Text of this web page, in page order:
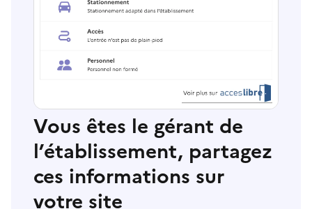
Vous êtes le gérant de
l’établissement, partagez
ces informations sur
votre site